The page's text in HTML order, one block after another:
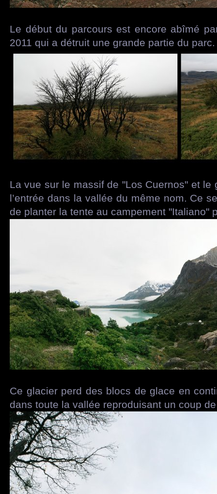
Le début du parcours est encore abîmé
2011 qui a détruit une grande partie du parc.
La vue sur le massif de "Los Cuernos" et le
l’entrée dans la vallée du même nom. Ce
de planter la tente au campement "Italiano"
Ce glacier perd des blocs de glace en
dans toute la vallée reproduisant un coup